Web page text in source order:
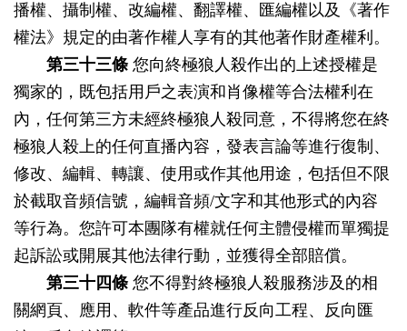
播權、攝制權、改編權、翻譯權、匯編權以及《著作
權法》規定的由著作權人享有的其他著作財產權利。
第三十三條 您向終極狼人殺作出的上述授權是
獨家的，既包括用戶之表演和肖像權等合法權利在
內，任何第三方未經終極狼人殺同意，不得將您在終
極狼人殺上的任何直播內容，發表言論等進行復制、
修改、編輯、轉讓、使用或作其他用途，包括但不限
於截取音頻信號，編輯音頻/文字和其他形式的內容
等行為。您許可本團隊有權就任何主體侵權而單獨提
起訴訟或開展其他法律行動，並獲得全部賠償。
第三十四條 您不得對終極狼人殺服務涉及的相
關網頁、應用、軟件等產品進行反向工程、反向匯